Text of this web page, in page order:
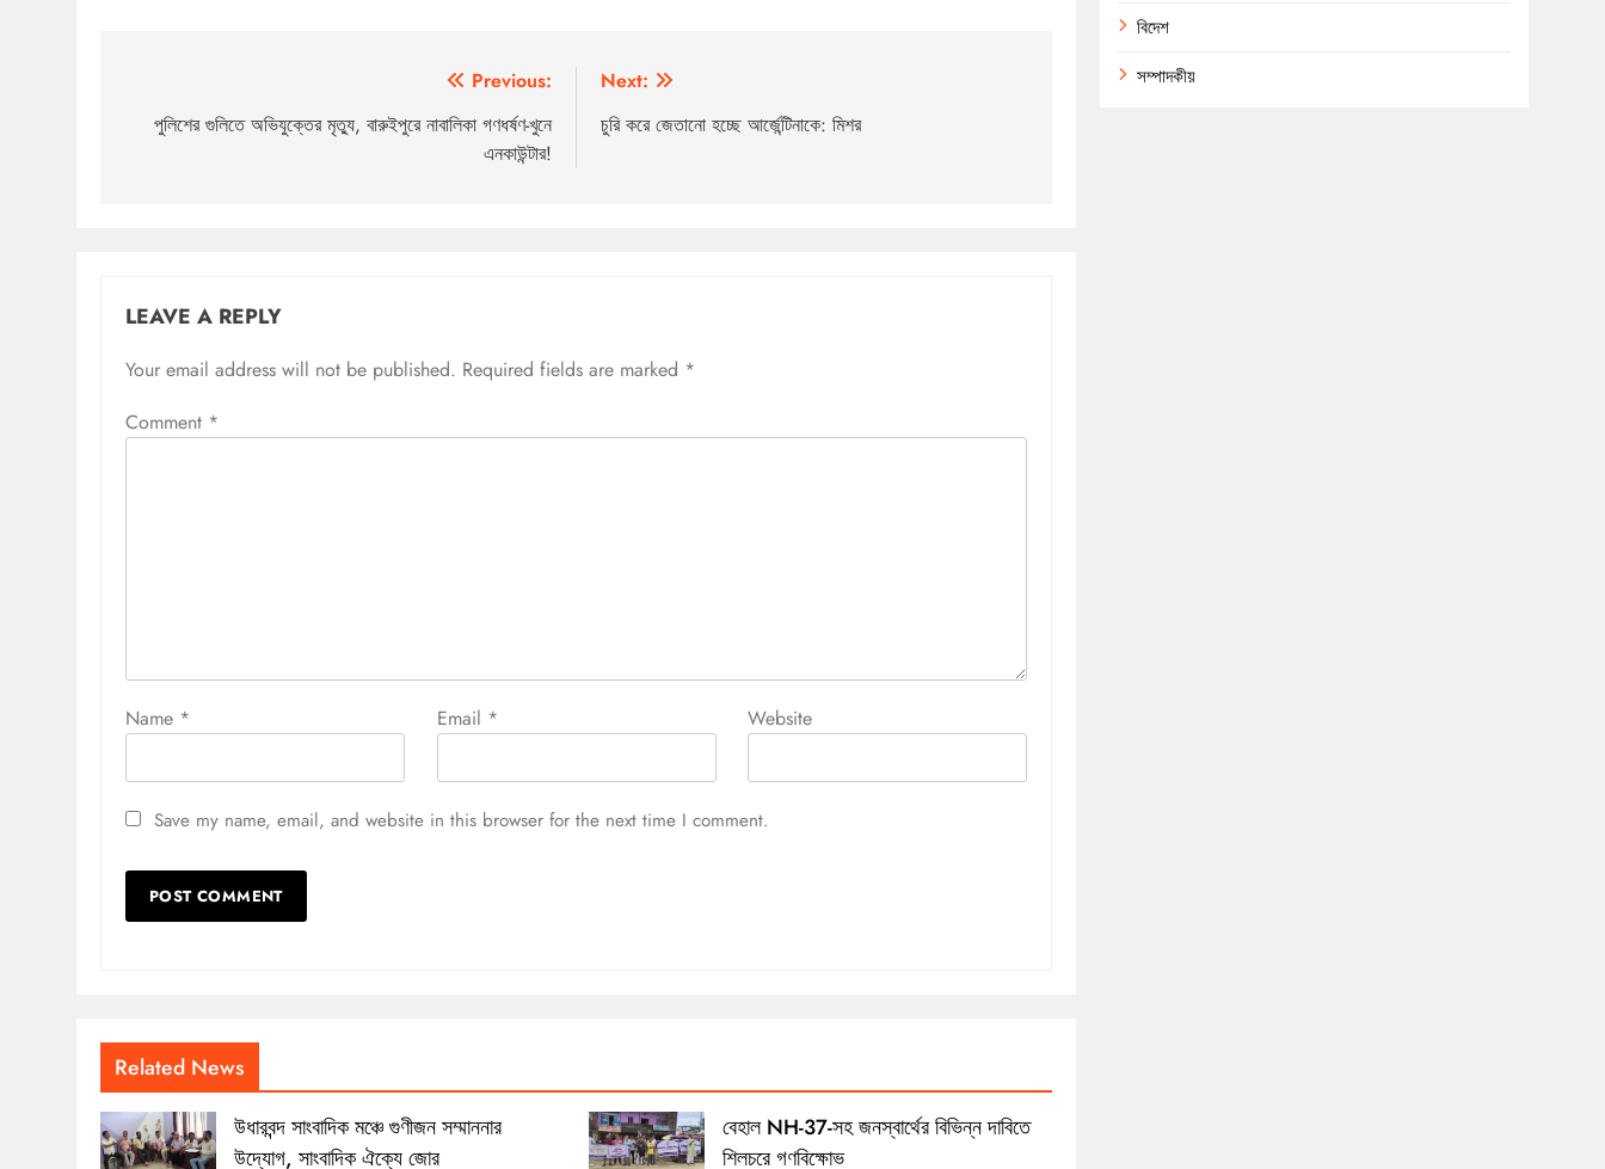
navigation
Previous:
পুলিশের গুলিতে অভিযুক্তের মৃত্যু, বারুইপুরে নাবালিকা গণধর্ষণ-খুনে
এনকাউন্টার!
Next:
চুরি করে জেতানো হচ্ছে আর্জেন্টিনাকে: মিশর
LEAVE A REPLY
Your email address will not be published. Required fields are marked *
Comment *
Name * Email * Website
Save my name, email, and website in this browser for the next time I comment.
Related News
উধারবন্দ সাংবাদিক মঞ্চে গুণীজন সম্মাননার
উদ্যোগ, সাংবাদিক ঐক্যে জোর
বেহাল NH-37-সহ জনস্বার্থের বিভিন্ন দাবিতে
শিলচরে গণবিক্ষোভ
বিদেশ
সম্পাদকীয়